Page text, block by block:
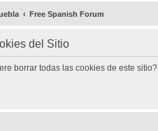
Free Spanish Forum
del Sitio
borrar todas las cookies de este sitio?